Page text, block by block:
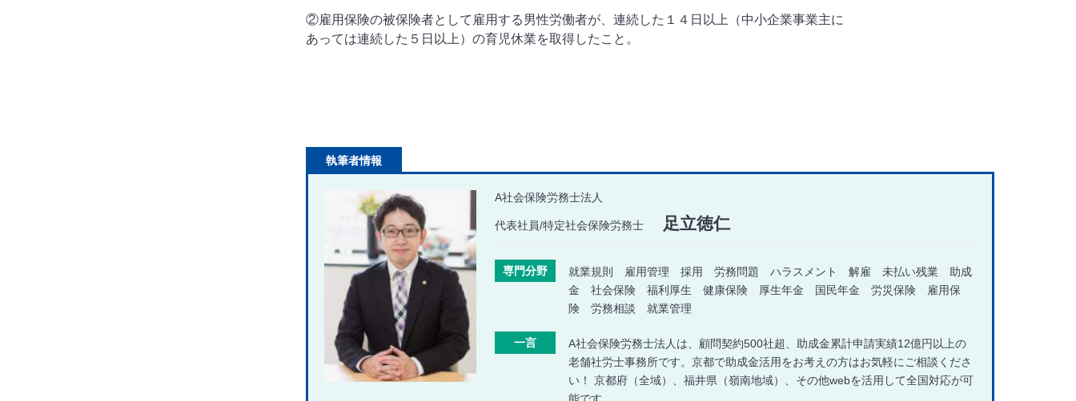
②雇用保険の被保険者として雇用する男性労働者が、連続した１４日以上（中小企業事業主に
あっては連続した５日以上）の育児休業を取得したこと。
執筆者情報
A社会保険労務士法人
代表社員/特定社会保険労務士 足立徳仁
専門分野
就業規則 雇用管理 採用 労務問題 ハラスメント 解雇 未払い残業 助成
金 社会保険 福利厚生 健康保険 厚生年金 国民年金 労災保険 雇用保
険 労務相談 就業管理
一言
A社会保険労務士法人は、顧問契約500社超、助成金累計申請実績12億円以上の
老舗社労士事務所です。京都で助成金活用をお考えの方はお気軽にご相談くださ
い！ 京都府（全域）、福井県（嶺南地域）、その他webを活用して全国対応が可
能です。